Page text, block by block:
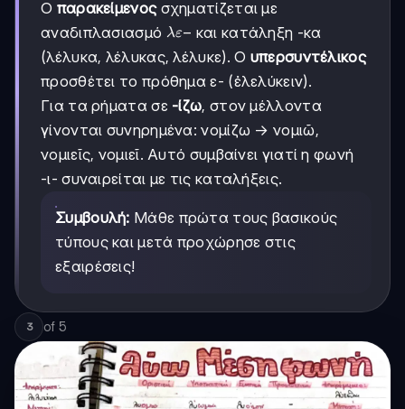
Ο παρακείμενοςσχηματίζεται με
αναδιπλασιασμό λε-
λε− και κατάληξη -κα
(λέλυκα, λέλυκας, λέλυκε). Ο υπερσυντέλικος
προσθέτει το πρόθημα ε- (ἐλελύκειν).
Για τα ρήματα σε -ίζω, στον μέλλοντα
γίνονται συνηρημένα: νομίζω → νομιῶ,
νομιεῖς, νομιεῖ. Αυτό συμβαίνει γιατί η φωνή
-ι- συναιρείται με τις καταλήξεις.
Συμβουλή: Μάθε πρώτα τους βασικούς
τύπους και μετά προχώρησε στις
εξαιρέσεις!
3 of 5